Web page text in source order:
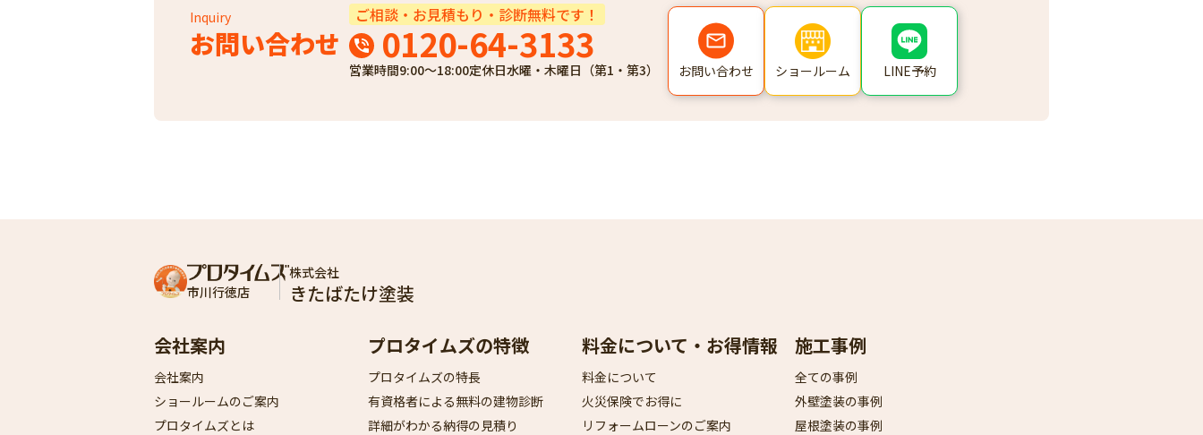
お問い合わせ
Inquiry ご相談・お見積もり・診断無料です！
0120-64-3133
営業時間9:00～18:00定休日水曜・木曜日（第1・第3） お問い合わせ ショールーム LINE予約
市川行徳店
株式会社
きたばたけ塗装
会社案内
会社案内
ショールームのご案内
プロタイムズとは
プロタイムズの特徴
プロタイムズの特長
有資格者による無料の建物診断
詳細がわかる納得の見積り
料金について・お得情報
料金について
火災保険でお得に
リフォームローンのご案内
施工事例
全ての事例
外壁塗装の事例
屋根塗装の事例